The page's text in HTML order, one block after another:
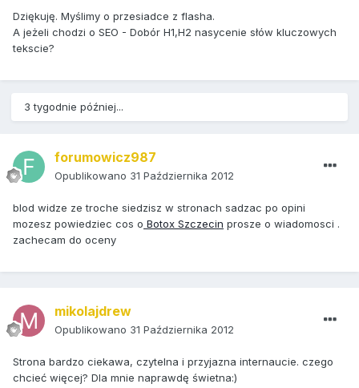
Dziękuję. Myślimy o przesiadce z flasha.
A jeżeli chodzi o SEO - Dobór H1,H2 nasycenie słów kluczowych
tekscie?
3 tygodnie później...
forumowicz987
Opublikowano 31 Października 2012
blod widze ze troche siedzisz w stronach sadzac po opini
mozesz powiedziec cos o Botox Szczecin prosze o wiadomosci .
zachecam do oceny
mikolajdrew
Opublikowano 31 Października 2012
Strona bardzo ciekawa, czytelna i przyjazna internaucie. czego
chcieć więcej? Dla mnie naprawdę świetna:)